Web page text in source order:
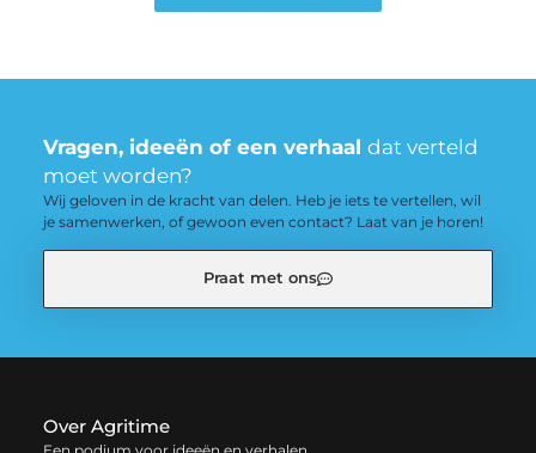
Vragen, ideeën of een verhaal dat verteld
moet worden?
Wij geloven in de kracht van delen. Heb je iets te vertellen, wil
je samenwerken, of gewoon even contact? Laat van je horen!
Praat met ons
Over Agritime